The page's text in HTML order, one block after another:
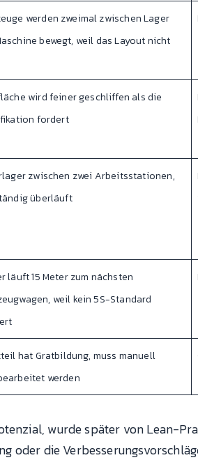
werden zweimal zwischen Lager
bewegt, weil das Layout nicht
wird feiner geschliffen als die
fordert
zwischen zwei Arbeitsstationen,
überläuft
läuft 15 Meter zum nächsten
weil kein 5S-Standard
hat Gratbildung, muss manuell
werden
wurde später von Lean-
oder die